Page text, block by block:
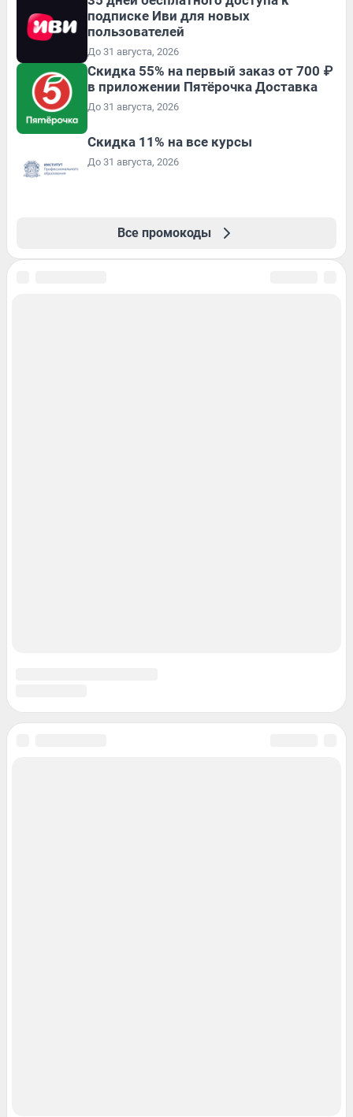
подписке Иви для новых
пользователей
До 31 августа, 2026
Скидка 55% на первый заказ от 700 ₽
в приложении Пятёрочка Доставка
До 31 августа, 2026
Скидка 11% на все курсы
До 31 августа, 2026
Все промокоды